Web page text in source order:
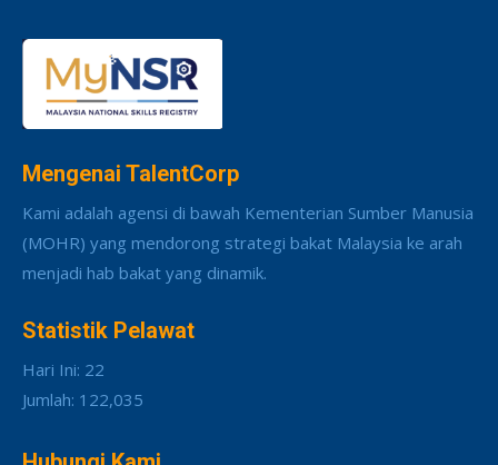
Mengenai TalentCorp
Kami adalah agensi di bawah Kementerian Sumber Manusia
(MOHR) yang mendorong strategi bakat Malaysia ke arah
menjadi hab bakat yang dinamik.
Statistik Pelawat
Hari Ini: 22
Jumlah: 122,035